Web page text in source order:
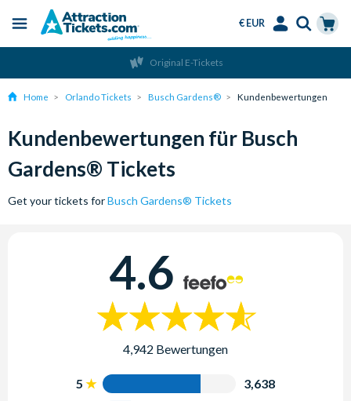
content
Menu
€ EUR
Original E-Tickets
Home Orlando Tickets Busch Gardens® Kundenbewertungen
Kundenbewertungen für Busch
Gardens® Tickets
Get your tickets forBusch Gardens® Tickets
4.6
4,942 Bewertungen
5
3,638